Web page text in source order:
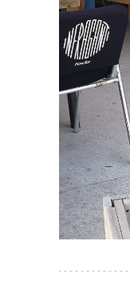
¿TE GUSTARÍA
ÚNETE A LA